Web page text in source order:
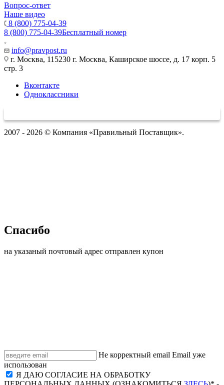
Вопрос-ответ
Наше видео
8 (800) 775-04-39
8 (800) 775-04-39Бесплатный номер
info@pravpost.ru
г. Москва, 115230 г. Москва, Каширское шоссе, д. 17 корп. 5
стр. 3
Вконтакте
Одноклассники
2007 - 2026 © Компания «Правильный Поставщик».
Спасибо
на указаный почтовый адрес отправлен купон
Не корректный email Email уже
использован
Я ДАЮ СОГЛАСИЕ НА ОБРАБОТКУ